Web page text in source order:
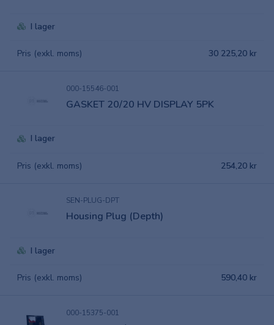
I lager
Pris (exkl. moms) 30 225,20 kr
000-15546-001
GASKET 20/20 HV DISPLAY 5PK
I lager
Pris (exkl. moms) 254,20 kr
SEN-PLUG-DPT
Housing Plug (Depth)
I lager
Pris (exkl. moms) 590,40 kr
000-15375-001